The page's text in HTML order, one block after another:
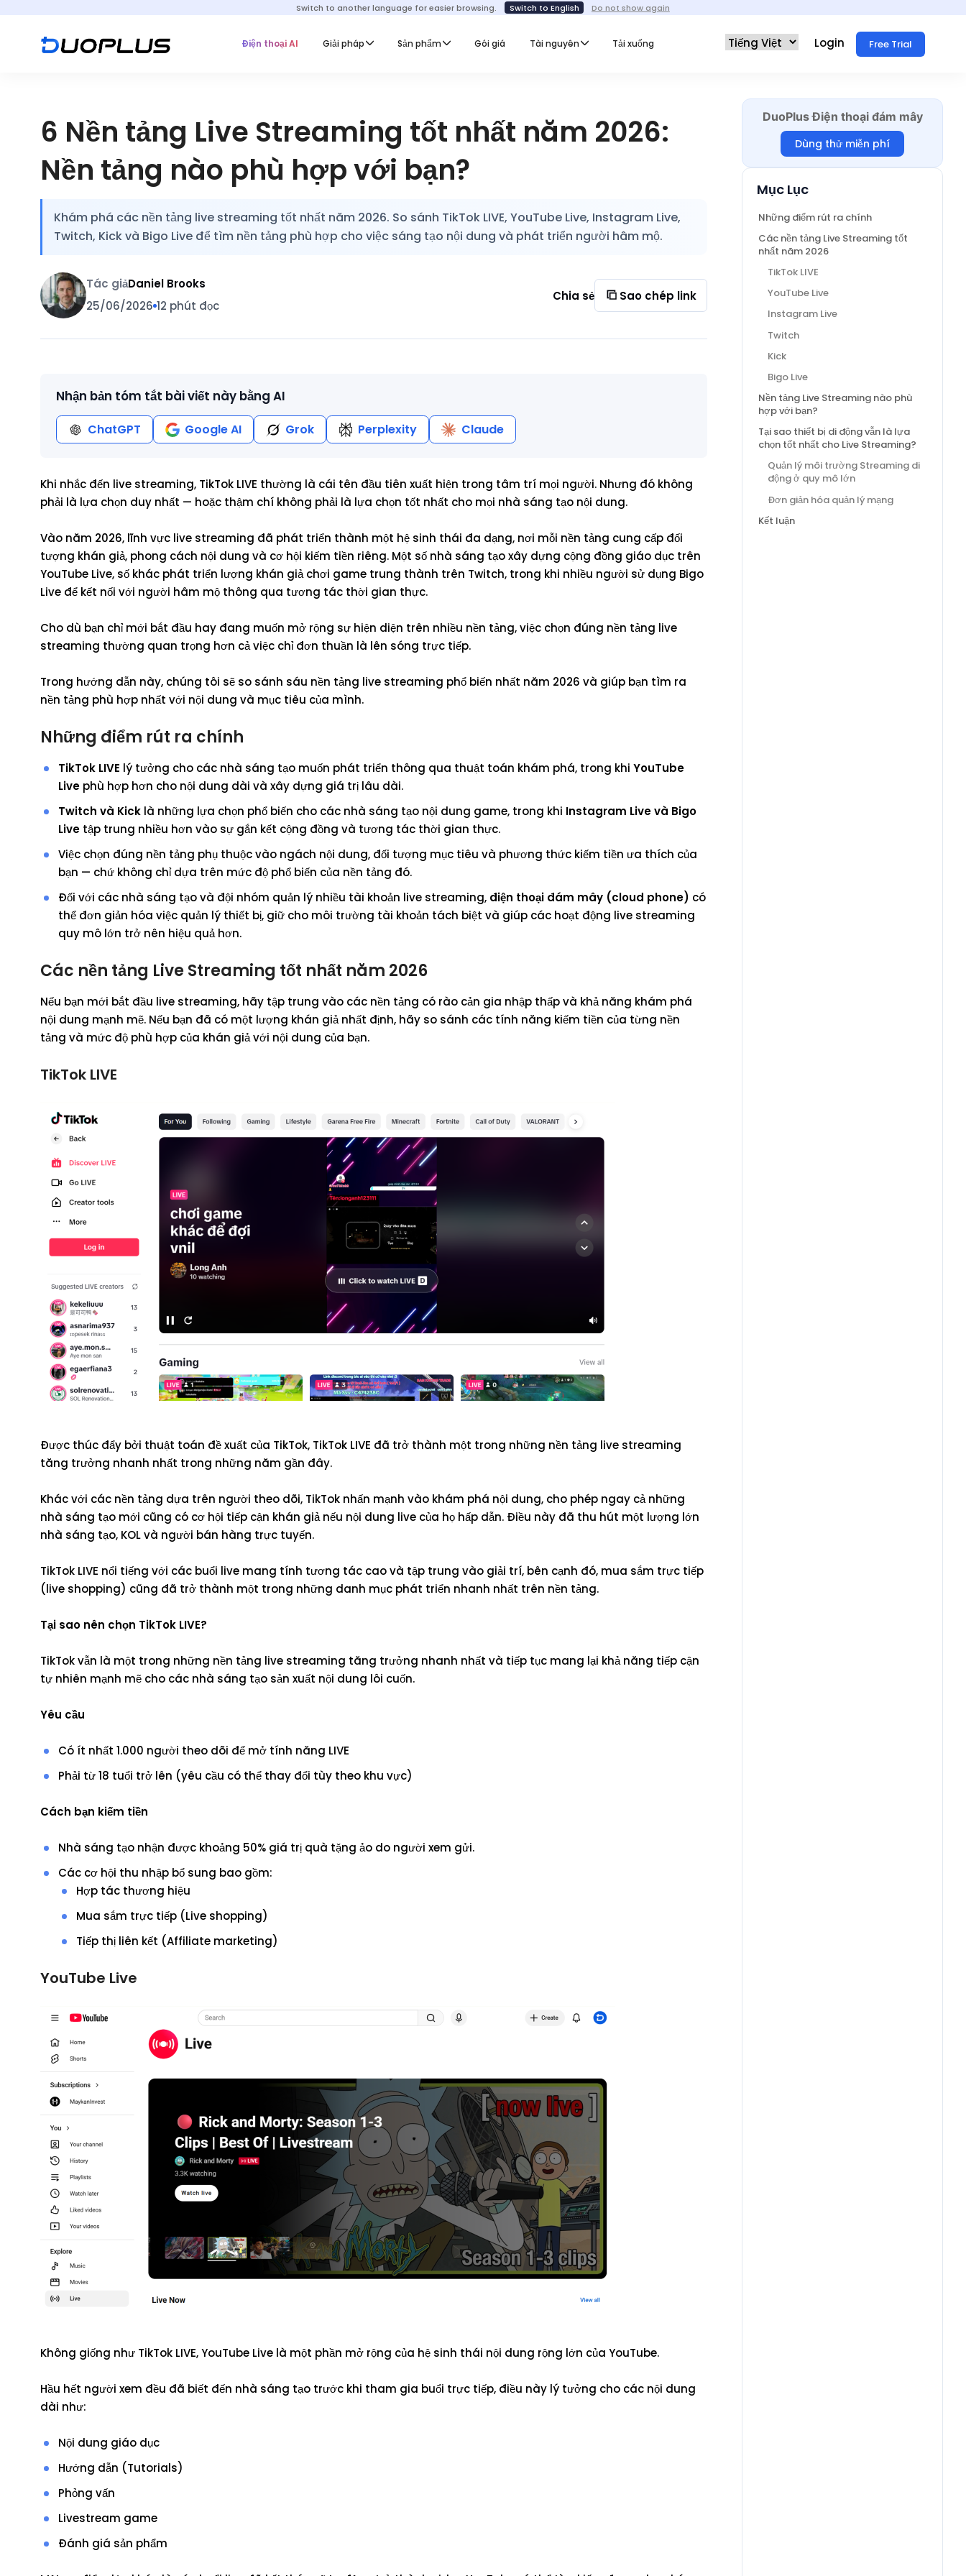
Switch to another language for easier browsing. Switch to English Do not show again
Điện thoại AI Giải pháp Sản phẩm Gói giá Tài nguyên Tải xuống Login Free Trial
6 Nền tảng Live Streaming tốt nhất năm 2026:
Nền tảng nào phù hợp với bạn?
Khám phá các nền tảng live streaming tốt nhất năm 2026. So sánh TikTok LIVE, YouTube Live, Instagram Live,
Twitch, Kick và Bigo Live để tìm nền tảng phù hợp cho việc sáng tạo nội dung và phát triển người hâm mộ.
Tác giảDaniel Brooks
25/06/2026 12 phút đọc
Chia sẻ Sao chép link
Nhận bản tóm tắt bài viết này bằng AI
ChatGPT Google AI Grok Perplexity Claude
Khi nhắc đến live streaming, TikTok LIVE thường là cái tên đầu tiên xuất hiện trong tâm trí mọi người. Nhưng đó không
phải là lựa chọn duy nhất — hoặc thậm chí không phải là lựa chọn tốt nhất cho mọi nhà sáng tạo nội dung.
Vào năm 2026, lĩnh vực live streaming đã phát triển thành một hệ sinh thái đa dạng, nơi mỗi nền tảng cung cấp đối
tượng khán giả, phong cách nội dung và cơ hội kiếm tiền riêng. Một số nhà sáng tạo xây dựng cộng đồng giáo dục trên
YouTube Live, số khác phát triển lượng khán giả chơi game trung thành trên Twitch, trong khi nhiều người sử dụng Bigo
Live để kết nối với người hâm mộ thông qua tương tác thời gian thực.
Cho dù bạn chỉ mới bắt đầu hay đang muốn mở rộng sự hiện diện trên nhiều nền tảng, việc chọn đúng nền tảng live
streaming thường quan trọng hơn cả việc chỉ đơn thuần là lên sóng trực tiếp.
Trong hướng dẫn này, chúng tôi sẽ so sánh sáu nền tảng live streaming phổ biến nhất năm 2026 và giúp bạn tìm ra
nền tảng phù hợp nhất với nội dung và mục tiêu của mình.
Những điểm rút ra chính
TikTok LIVE lý tưởng cho các nhà sáng tạo muốn phát triển thông qua thuật toán khám phá, trong khi YouTube
Live phù hợp hơn cho nội dung dài và xây dựng giá trị lâu dài.
Twitch và Kick là những lựa chọn phổ biến cho các nhà sáng tạo nội dung game, trong khi Instagram Live và Bigo
Live tập trung nhiều hơn vào sự gắn kết cộng đồng và tương tác thời gian thực.
Việc chọn đúng nền tảng phụ thuộc vào ngách nội dung, đối tượng mục tiêu và phương thức kiếm tiền ưa thích của
bạn — chứ không chỉ dựa trên mức độ phổ biến của nền tảng đó.
Đối với các nhà sáng tạo và đội nhóm quản lý nhiều tài khoản live streaming, điện thoại đám mây (cloud phone) có
thể đơn giản hóa việc quản lý thiết bị, giữ cho môi trường tài khoản tách biệt và giúp các hoạt động live streaming
quy mô lớn trở nên hiệu quả hơn.
Các nền tảng Live Streaming tốt nhất năm 2026
Nếu bạn mới bắt đầu live streaming, hãy tập trung vào các nền tảng có rào cản gia nhập thấp và khả năng khám phá
nội dung mạnh mẽ. Nếu bạn đã có một lượng khán giả nhất định, hãy so sánh các tính năng kiếm tiền của từng nền
tảng và mức độ phù hợp của khán giả với nội dung của bạn.
TikTok LIVE
Được thúc đẩy bởi thuật toán đề xuất của TikTok, TikTok LIVE đã trở thành một trong những nền tảng live streaming
tăng trưởng nhanh nhất trong những năm gần đây.
Khác với các nền tảng dựa trên người theo dõi, TikTok nhấn mạnh vào khám phá nội dung, cho phép ngay cả những
nhà sáng tạo mới cũng có cơ hội tiếp cận khán giả nếu nội dung live của họ hấp dẫn. Điều này đã thu hút một lượng lớn
nhà sáng tạo, KOL và người bán hàng trực tuyến.
TikTok LIVE nổi tiếng với các buổi live mang tính tương tác cao và tập trung vào giải trí, bên cạnh đó, mua sắm trực tiếp
(live shopping) cũng đã trở thành một trong những danh mục phát triển nhanh nhất trên nền tảng.
Tại sao nên chọn TikTok LIVE?
TikTok vẫn là một trong những nền tảng live streaming tăng trưởng nhanh nhất và tiếp tục mang lại khả năng tiếp cận
tự nhiên mạnh mẽ cho các nhà sáng tạo sản xuất nội dung lôi cuốn.
Yêu cầu
Có ít nhất 1.000 người theo dõi để mở tính năng LIVE
Phải từ 18 tuổi trở lên (yêu cầu có thể thay đổi tùy theo khu vực)
Cách bạn kiếm tiền
Nhà sáng tạo nhận được khoảng 50% giá trị quà tặng ảo do người xem gửi.
Các cơ hội thu nhập bổ sung bao gồm:
Hợp tác thương hiệu
Mua sắm trực tiếp (Live shopping)
Tiếp thị liên kết (Affiliate marketing)
YouTube Live
Không giống như TikTok LIVE, YouTube Live là một phần mở rộng của hệ sinh thái nội dung rộng lớn của YouTube.
Hầu hết người xem đều đã biết đến nhà sáng tạo trước khi tham gia buổi trực tiếp, điều này lý tưởng cho các nội dung
dài như:
Nội dung giáo dục
Hướng dẫn (Tutorials)
Phỏng vấn
Livestream game
Đánh giá sản phẩm
DuoPlus Điện thoại đám mây
Dùng thử miễn phí
Mục Lục
Những điểm rút ra chính
Các nền tảng Live Streaming tốt
nhất năm 2026
TikTok LIVE
YouTube Live
Instagram Live
Twitch
Kick
Bigo Live
Nền tảng Live Streaming nào phù
hợp với bạn?
Tại sao thiết bị di động vẫn là lựa
chọn tốt nhất cho Live Streaming?
Quản lý môi trường Streaming di
động ở quy mô lớn
Đơn giản hóa quản lý mạng
Kết luận